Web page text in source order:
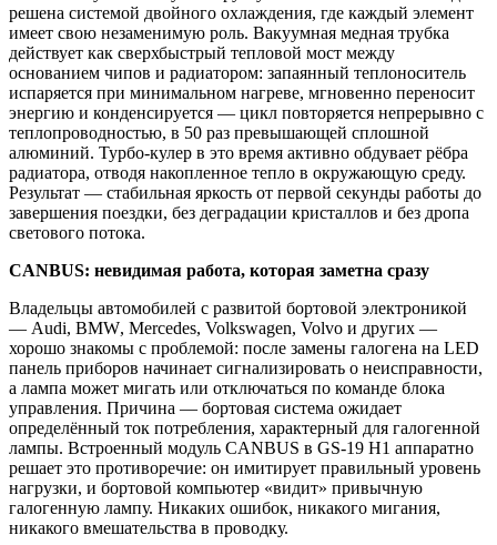
решена системой двойного охлаждения, где каждый элемент
имеет свою незаменимую роль. Вакуумная медная трубка
действует как сверхбыстрый тепловой мост между
основанием чипов и радиатором: запаянный теплоноситель
испаряется при минимальном нагреве, мгновенно переносит
энергию и конденсируется — цикл повторяется непрерывно с
теплопроводностью, в 50 раз превышающей сплошной
алюминий. Турбо-кулер в это время активно обдувает рёбра
радиатора, отводя накопленное тепло в окружающую среду.
Результат — стабильная яркость от первой секунды работы до
завершения поездки, без деградации кристаллов и без дропа
светового потока.
CANBUS: невидимая работа, которая заметна сразу
Владельцы автомобилей с развитой бортовой электроникой
— Audi, BMW, Mercedes, Volkswagen, Volvo и других —
хорошо знакомы с проблемой: после замены галогена на LED
панель приборов начинает сигнализировать о неисправности,
а лампа может мигать или отключаться по команде блока
управления. Причина — бортовая система ожидает
определённый ток потребления, характерный для галогенной
лампы. Встроенный модуль CANBUS в GS-19 H1 аппаратно
решает это противоречие: он имитирует правильный уровень
нагрузки, и бортовой компьютер «видит» привычную
галогенную лампу. Никаких ошибок, никакого мигания,
никакого вмешательства в проводку.